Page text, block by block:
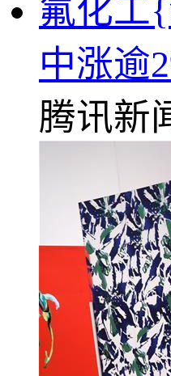
氟化工
中涨逾
腾讯新